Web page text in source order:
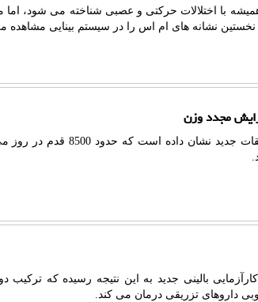
با اختلالات حرکتی و عصبی شناخته می شود،
نخستین نشانه های ام اس را در سیستم بینایی مشاهده
به گزارش دکتر میوه، تحقیقات
بالینی جدید به این نتیجه رسیده که
داروهای تزریقی درمان می کند.